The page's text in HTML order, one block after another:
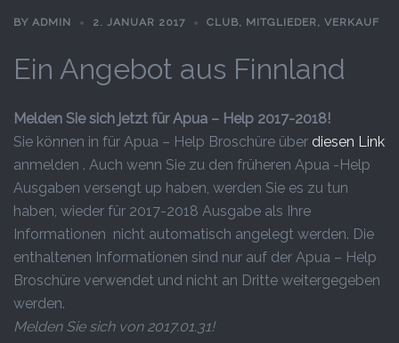
BY ADMIN 2. JANUAR 2017 CLUB, MITGLIEDER, VERKAUF
Ein Angebot aus Finnland
Melden Sie sich jetzt für Apua – Help 2017-2018!
Sie können in für Apua – Help Broschüre über diesen Link
anmelden . Auch wenn Sie zu den früheren Apua -Help
Ausgaben versengt up haben, werden Sie es zu tun
haben, wieder für 2017-2018 Ausgabe als Ihre
Informationen nicht automatisch angelegt werden. Die
enthaltenen Informationen sind nur auf der Apua – Help
Broschüre verwendet und nicht an Dritte weitergegeben
werden.
Melden Sie sich von 2017.01.31!